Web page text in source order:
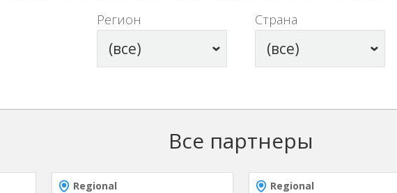
Регион
(все)
Страна
(все)
Все партнеры
Regional Regional